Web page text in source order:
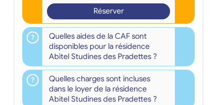
Réserver
Quelles aides de la CAF sont
disponibles pour la résidence
Abitel Studines des Pradettes ?
Quelles charges sont incluses
dans le loyer de la résidence
Abitel Studines des Pradettes ?